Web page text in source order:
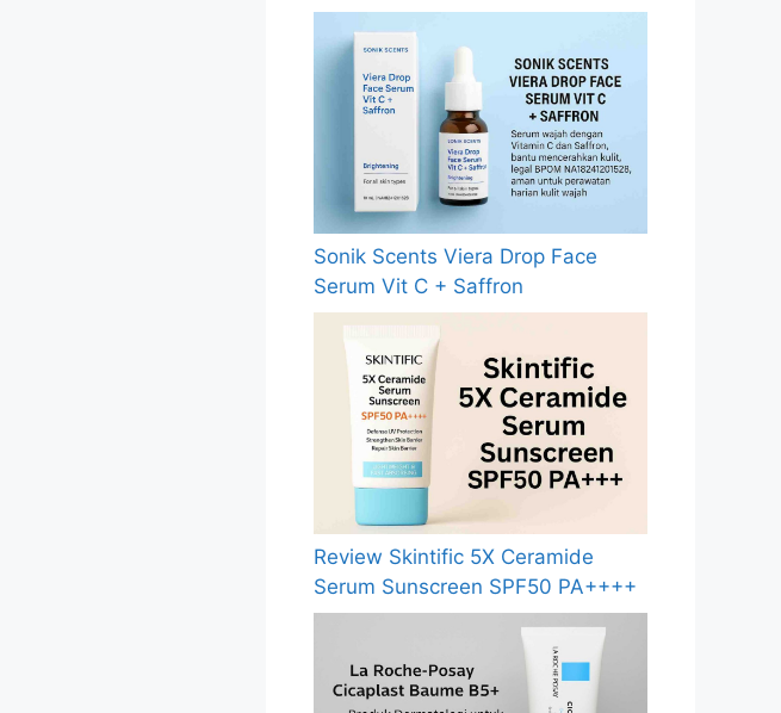
Sonik Scents Viera Drop Face
Serum Vit C + Saffron
Review Skintific 5X Ceramide
Serum Sunscreen SPF50 PA++++